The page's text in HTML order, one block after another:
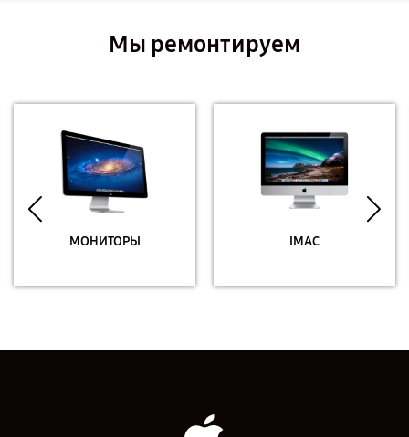
Мы ремонтируем
МОНИТОРЫ IMAC